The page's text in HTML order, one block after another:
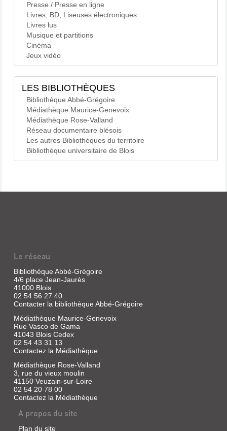
Presse / Presse en ligne
Livres, BD, Liseuses électroniques
Livres lus
Musique et partitions
Cinéma
Jeux vidéo
LES BIBLIOTHÈQUES
Bibliothèque Abbé-Grégoire
Médiathèque Maurice-Genevoix
Médiathèque Rose-Valland
Réseau documentaire blésois
Les autres Bibliothèques du territoire
Bibliothèque universitaire de Blois
Le réseau
Bibliothèque Abbé-Grégoire
4/6 place Jean-Jaurès
41000 Blois
02 54 56 27 40
Contacter la bibliothèque Abbé-Grégoire
Médiathèque Maurice-Genevoix
Rue Vasco de Gama
41043 Blois Cedex
02 54 43 31 13
Contactez la Médiathèque
Médiathèque Rose-Valland
3, rue du vieux moulin
41150 Veuzain-sur-Loire
02 54 20 78 00
Contactez la Médiathèque
A propos du site
Plan du site